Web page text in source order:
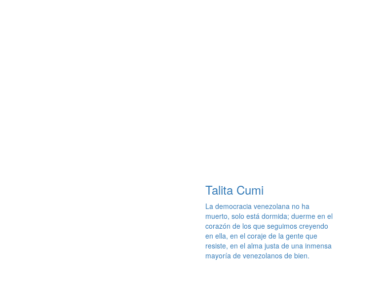
Talita Cumi
La democracia venezolana no ha
muerto, solo está dormida; duerme en el
corazón de los que seguimos creyendo
en ella, en el coraje de la gente que
resiste, en el alma justa de una inmensa
mayoría de venezolanos de bien.